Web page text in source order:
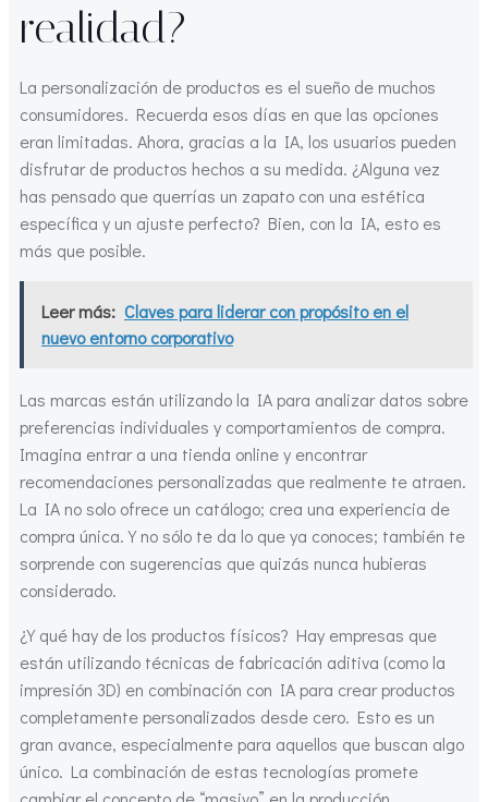
realidad?
La personalización de productos es el sueño de muchos
consumidores. Recuerda esos días en que las opciones
eran limitadas. Ahora, gracias a la IA, los usuarios pueden
disfrutar de productos hechos a su medida. ¿Alguna vez
has pensado que querrías un zapato con una estética
específica y un ajuste perfecto? Bien, con la IA, esto es
más que posible.
Leer más: Claves para liderar con propósito en el
nuevo entorno corporativo
Las marcas están utilizando la IA para analizar datos sobre
preferencias individuales y comportamientos de compra.
Imagina entrar a una tienda online y encontrar
recomendaciones personalizadas que realmente te atraen.
La IA no solo ofrece un catálogo; crea una experiencia de
compra única. Y no sólo te da lo que ya conoces; también te
sorprende con sugerencias que quizás nunca hubieras
considerado.
¿Y qué hay de los productos físicos? Hay empresas que
están utilizando técnicas de fabricación aditiva (como la
impresión 3D) en combinación con IA para crear productos
completamente personalizados desde cero. Esto es un
gran avance, especialmente para aquellos que buscan algo
único. La combinación de estas tecnologías promete